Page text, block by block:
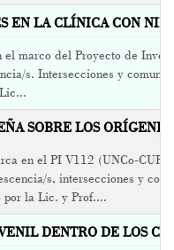
EN LA CLÍNICA CON
el marco del Proyecto de
s. Intersecciones y
SOBRE LOS
en el PI V112 (UNCo-
s, intersecciones y
por la Lic. y Prof....
DENTRO DE LOS